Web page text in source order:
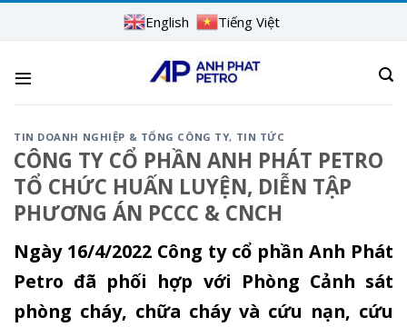
English Tiếng Việt
TIN DOANH NGHIỆP & TỔNG CÔNG TY, TIN TỨC
CÔNG TY CỔ PHẦN ANH PHÁT PETRO
TỔ CHỨC HUẤN LUYỆN, DIỄN TẬP
PHƯƠNG ÁN PCCC & CNCH
Ngày 16/4/2022 Công ty cổ phần Anh Phát
Petro đã phối hợp với Phòng Cảnh sát
phòng cháy, chữa cháy và cứu nạn, cứu